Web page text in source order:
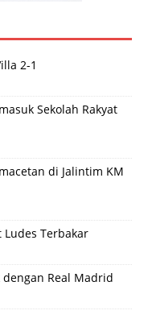
2-1
Sekolah Rakyat
di Jalintim KM
Ludes Terbakar
Real Madrid